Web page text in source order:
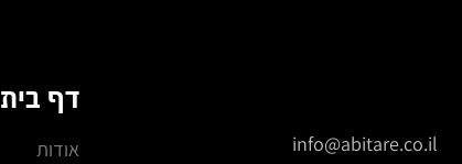
info@abitare.co.il
דף בית
אודות